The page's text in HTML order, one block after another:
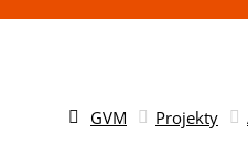
GVM Projekty